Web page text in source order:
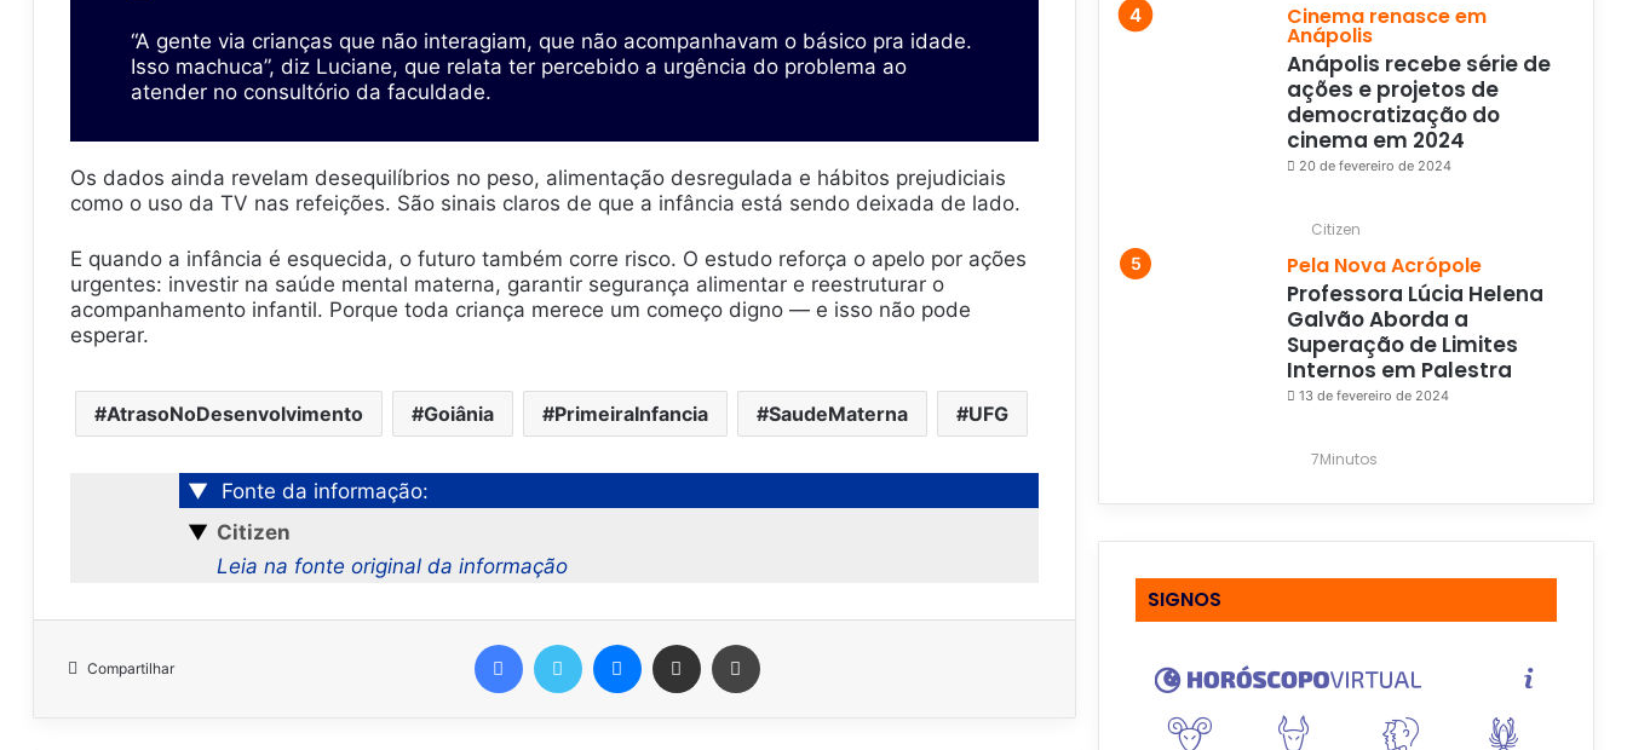
“A gente via crianças que não interagiam, que não acompanhavam o básico pra idade.
Isso machuca”, diz Luciane, que relata ter percebido a urgência do problema ao
atender no consultório da faculdade.
Os dados ainda revelam desequilíbrios no peso, alimentação desregulada e hábitos prejudiciais
como o uso da TV nas refeições. São sinais claros de que a infância está sendo deixada de lado.
E quando a infância é esquecida, o futuro também corre risco. O estudo reforça o apelo por ações
urgentes: investir na saúde mental materna, garantir segurança alimentar e reestruturar o
acompanhamento infantil. Porque toda criança merece um começo digno — e isso não pode
esperar.
AtrasoNoDesenvolvimento Goiânia PrimeiraInfancia SaudeMaterna UFG
▼
Fonte da informação:
▼ Citizen
Leia na fonte original da informação
Compartilhar
Cinema renasce em
Anápolis
Anápolis recebe série de
ações e projetos de
democratização do
cinema em 2024
20 de fevereiro de 2024
Citizen
Pela Nova Acrópole
Professora Lúcia Helena
Galvão Aborda a
Superação de Limites
Internos em Palestra
13 de fevereiro de 2024
7Minutos
SIGNOS